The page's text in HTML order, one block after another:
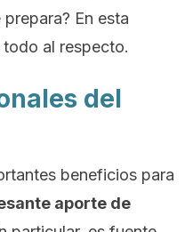
En esta
al respecto.
del
beneficios para
aporte de